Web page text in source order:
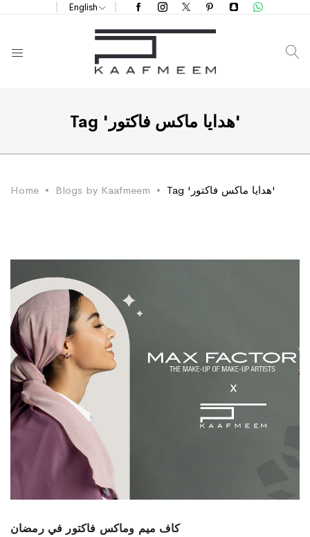
English
Tag 'هدايا ماكس فاكتور'
Home Blogs by Kaafmeem Tag 'هدايا ماكس فاكتور'
كاف ميم وماكس فاكتور في رمضان